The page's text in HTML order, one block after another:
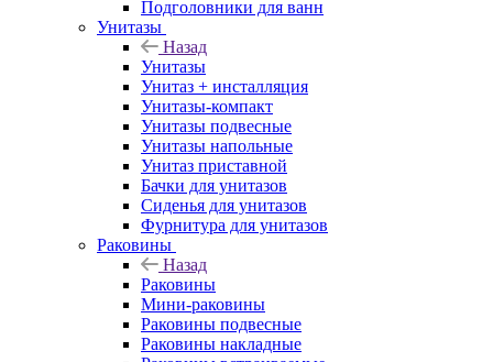
Подголовники для ванн
Унитазы
Назад
Унитазы
Унитаз + инсталляция
Унитазы-компакт
Унитазы подвесные
Унитазы напольные
Унитаз приставной
Бачки для унитазов
Сиденья для унитазов
Фурнитура для унитазов
Раковины
Назад
Раковины
Мини-раковины
Раковины подвесные
Раковины накладные